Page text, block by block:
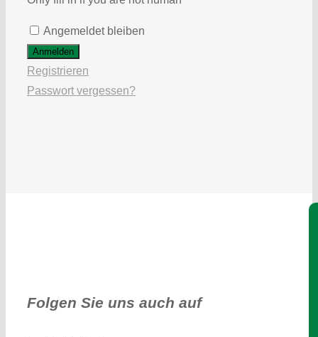
Angemeldet bleiben
Registrieren
Passwort vergessen?
Folgen Sie uns auch auf